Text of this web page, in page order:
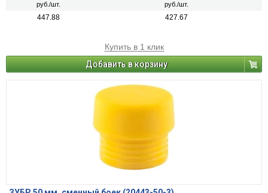
руб./шт. руб./шт.
447.88 427.67
Купить в 1 клик
Добавить в корзину